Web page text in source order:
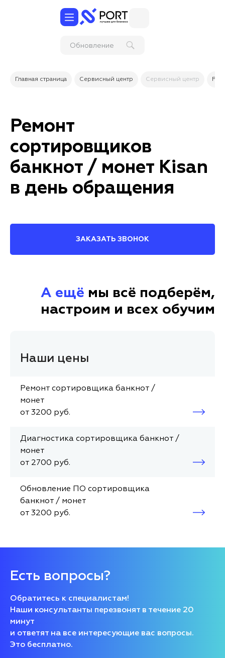
Обновление
Главная страница Сервисный центр Сервисный центр
Ремонт
сортировщиков
банкнот / монет Kisan
в день обращения
ЗАКАЗАТЬ ЗВОНОК
А ещё мы всё подберём,
настроим и всех обучим
Наши цены
Ремонт сортировщика банкнот /
монет
от 3200 руб.
Диагностика сортировщика банкнот /
монет
от 2700 руб.
Обновление ПО сортировщика
банкнот / монет
от 3200 руб.
Есть вопросы?
Обратитесь к специалистам!
Наши консультанты перезвонят в течение 20
минут
и ответят на все интересующие вас вопросы.
Это бесплатно.